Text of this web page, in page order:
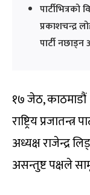
प्रकाशचन्द्र
पार्टी
१७ जेठ,
राष्ट्रिय
अध्यक्ष राजेन्द्र
असन्तुष्ट पक्षले